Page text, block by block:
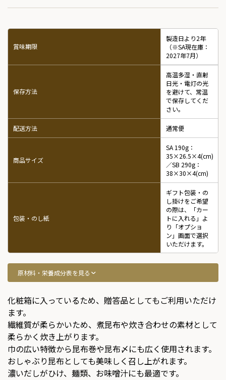
賞味期限
製造日より2年
（※SA現在庫：
2027年7月）
保存方法
高温多湿・直射
日光・電灯の光
を避けて、常温
で保存してくだ
さい。
配送方法 通常便
商品サイズ
SA 190g：
35×26.5×4(cm)
／SB 290g：
38×30×4(cm)
包装・のし紙
ギフト包装・の
し掛けをご希望
の際は、「カー
トに入れる」よ
り「オプショ
ン」画面で選択
いただけます。
原材料・栄養成分表を見る
化粧箱に入っているため、贈答品としてもご利用いただけ
ます。
繊維質が柔らかいため、煮昆布や炊き合わせの素材として
柔らかく炊き上がります。
巾の広い特徴から昆布巻や昆布〆にも広く使用されます。
おしゃぶり昆布としても美味しく召し上がれます。
濃いだしがひけ、麺類、お味噌汁にも最適です。